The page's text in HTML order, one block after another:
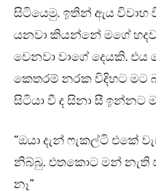
සිටියෙමු. ඉතින් ඇය
යනවා කියන්නේ මගේ
වෙනවා වාගේ දෙයකි. එය
කෙතරම් නරක විදිහට මට
සිටියා වී ද සිනා සී ඉන්නට
“ඔයා දැන් ෆැකල්ටි එකේ
නිබ්බු. එතකොට මන් නැති
නෑ”